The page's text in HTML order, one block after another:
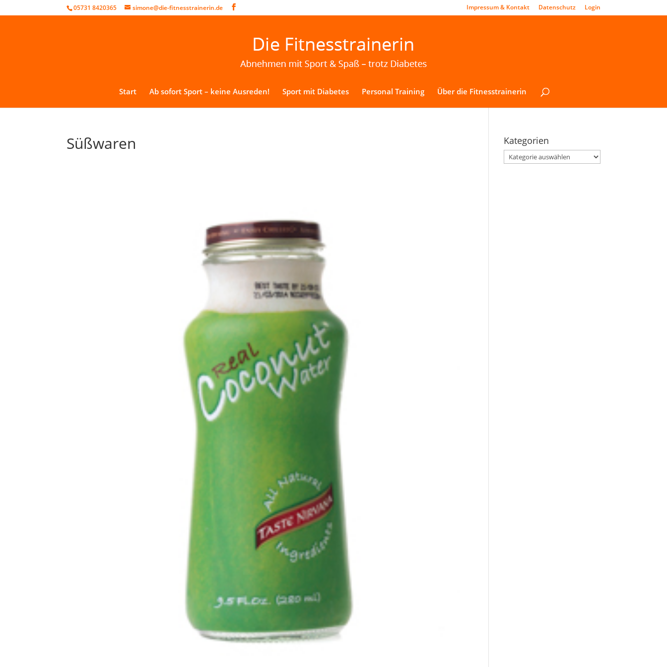
05731 8420365 simone@die-fitnesstrainerin.de Impressum & Kontakt Datenschutz Login
Start Ab sofort Sport – keine Ausreden! Sport mit Diabetes Personal Training Über die Fitnesstrainerin
Süßwaren Kategorien
Kategorien